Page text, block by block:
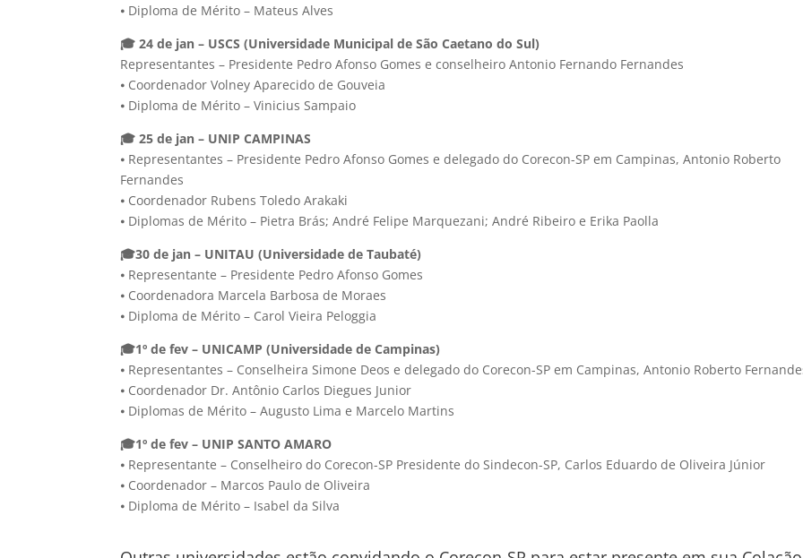
⦁ Diploma de Mérito – Mateus Alves
🎓 24 de jan – USCS (Universidade Municipal de São Caetano do Sul)
Representantes – Presidente Pedro Afonso Gomes e conselheiro Antonio Fernando Fernandes
⦁ Coordenador Volney Aparecido de Gouveia
⦁ Diploma de Mérito – Vinicius Sampaio
🎓 25 de jan – UNIP CAMPINAS
⦁ Representantes – Presidente Pedro Afonso Gomes e delegado do Corecon-SP em Campinas, Antonio Roberto
Fernandes
⦁ Coordenador Rubens Toledo Arakaki
⦁ Diplomas de Mérito – Pietra Brás; André Felipe Marquezani; André Ribeiro e Erika Paolla
🎓30 de jan – UNITAU (Universidade de Taubaté)
⦁ Representante – Presidente Pedro Afonso Gomes
⦁ Coordenadora Marcela Barbosa de Moraes
⦁ Diploma de Mérito – Carol Vieira Peloggia
🎓1º de fev – UNICAMP (Universidade de Campinas)
⦁ Representantes – Conselheira Simone Deos e delegado do Corecon-SP em Campinas, Antonio Roberto
⦁ Coordenador Dr. Antônio Carlos Diegues Junior
⦁ Diplomas de Mérito – Augusto Lima e Marcelo Martins
🎓1º de fev – UNIP SANTO AMARO
⦁ Representante – Conselheiro do Corecon-SP Presidente do Sindecon-SP, Carlos Eduardo de Oliveira Júnior
⦁ Coordenador – Marcos Paulo de Oliveira
⦁ Diploma de Mérito – Isabel da Silva